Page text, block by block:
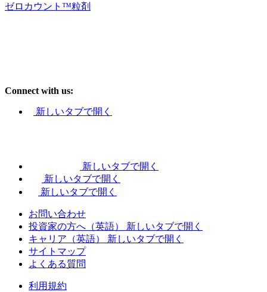
ゼロカウント™粒剤
Connect with us:
新しいタブで開く
新しいタブで開く
新しいタブで開く
新しいタブで開く
お問い合わせ
投資家の方へ（英語）
新しいタブで開く
キャリア（英語）
新しいタブで開く
サイトマップ
よくある質問
利用規約